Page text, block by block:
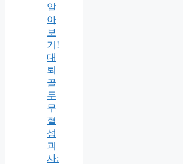
알
아
보
기!
대
퇴
골
두
무
혈
성
괴
사: